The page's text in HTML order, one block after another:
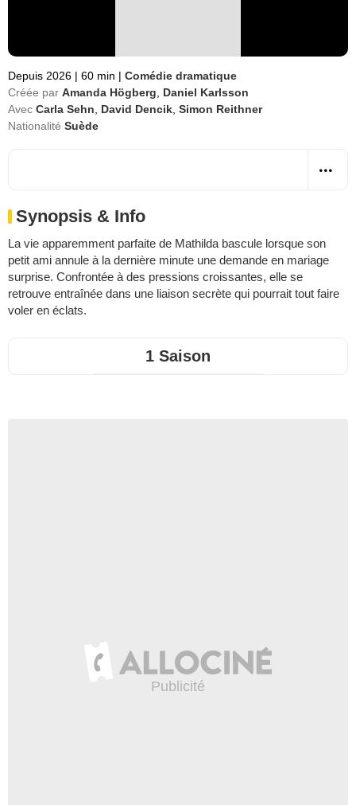
Depuis 2026 | 60 min | Comédie dramatique
Créée par Amanda Högberg
Daniel Karlsson
Avec Carla Sehn David Dencik Simon Reithner
Nationalité Suède
Synopsis & Info
La vie apparemment parfaite de Mathilda bascule lorsque son
petit ami annule à la dernière minute une demande en mariage
surprise. Confrontée à des pressions croissantes, elle se
retrouve entraînée dans une liaison secrète qui pourrait tout faire
voler en éclats.
1 Saison